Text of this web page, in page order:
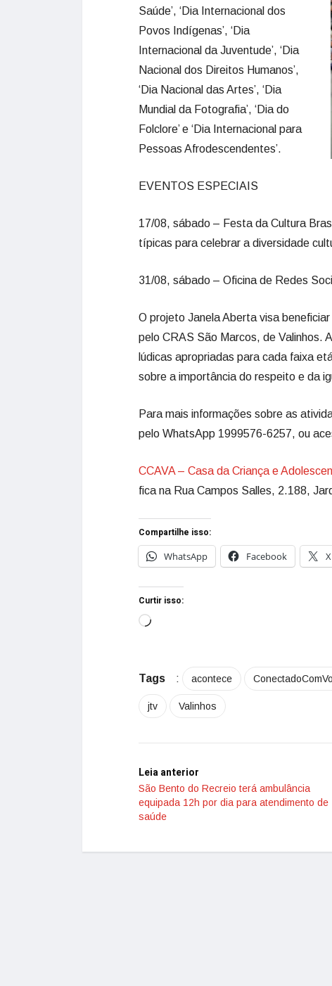
Saúde’, ‘Dia Internacional dos
Povos Indígenas’, ‘Dia
Internacional da Juventude’, ‘Dia
Nacional dos Direitos Humanos’,
‘Dia Nacional das Artes’, ‘Dia
Mundial da Fotografia’, ‘Dia do
Folclore’ e ‘Dia Internacional para
Pessoas Afrodescendentes’.
EVENTOS ESPECIAIS
17/08, sábado – Festa da Cultura
típicas para celebrar a diversidade
31/08, sábado – Oficina de Redes
O projeto Janela Aberta visa
pelo CRAS São Marcos, de Valinhos.
lúdicas apropriadas para cada faixa
sobre a importância do respeito e da
Para mais informações sobre as
pelo WhatsApp 1999576-6257, ou
CCAVA – Casa da Criança e
fica na Rua Campos Salles, 2.188,
Compartilhe isso:
WhatsApp
Facebook X
Curtir isso:
Tags : acontece
jtv Valinhos
Leia anterior
São Bento do Recreio terá ambulância
equipada 12h por dia para atendimento de
saúde